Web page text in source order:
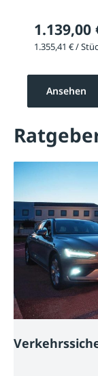
1.139,00
Ansehen